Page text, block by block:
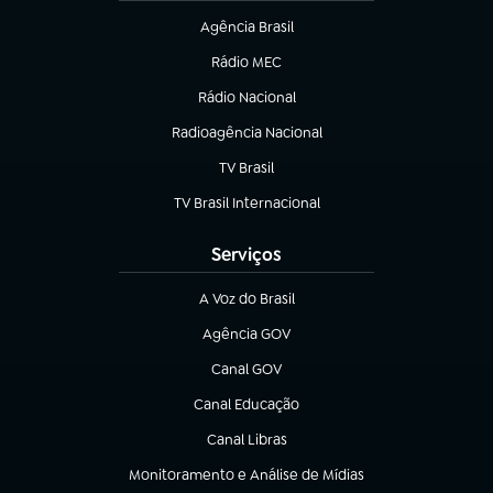
Agência Brasil
(abre em nova aba)
Rádio MEC
(abre em nova aba)
Rádio Nacional
Radioagência Nacional
(abre em nova aba)
TV Brasil
(abre em nova aba)
TV Brasil Internacional
(abre em nova aba)
Serviços
A Voz do Brasil
(abre em nova aba)
Agência GOV
(abre em nova aba)
Canal GOV
(abre em nova aba)
Canal Educação
(abre em nova aba)
Canal Libras
(abre em nova aba)
Monitoramento e Análise de Mídias
(abre em nova aba)